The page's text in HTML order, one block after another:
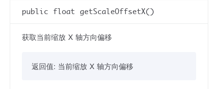
public float getScaleOffsetX()
获取当前缩放 X 轴方向偏移
返回值: 当前缩放 X 轴方向偏移